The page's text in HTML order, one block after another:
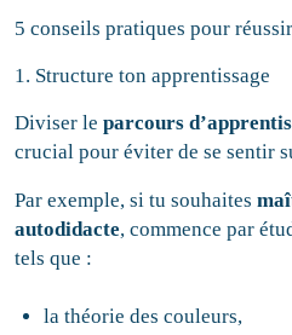
5 conseils pratiques pour
1. Structure ton apprentissage
Diviser le parcours
crucial pour éviter de se sentir
Par exemple, si tu souhaites
autodidacte, commence par
tels que :
la théorie des couleurs,